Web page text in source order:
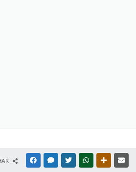
FACEBOOKMESSENGER
TWITTERWHATSAPPOUTRAS